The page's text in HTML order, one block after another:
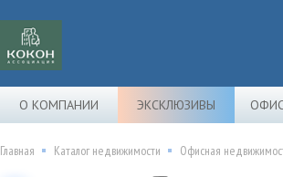
О КОМПАНИИ ЭКСКЛЮЗИВЫ
Главная Каталог недвижимости Офисная